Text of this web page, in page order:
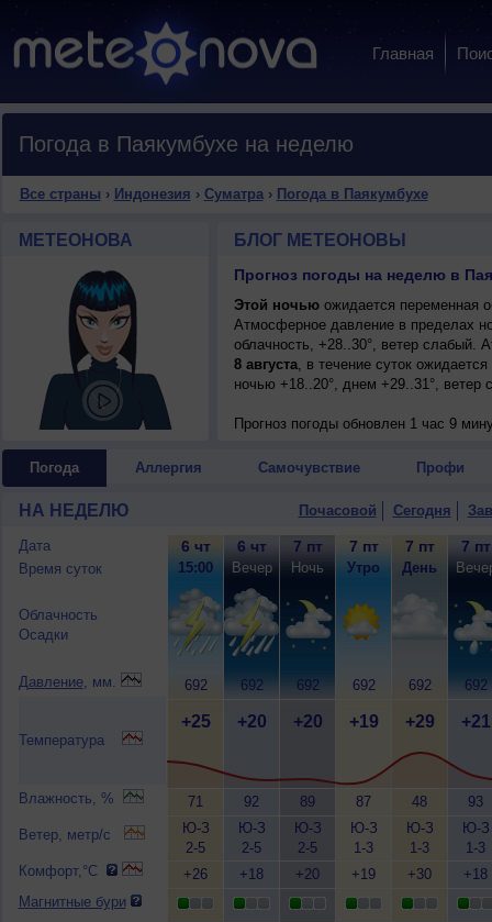
Главная
Погода в Паякумбухе на неделю
Все страны › Индонезия › Суматра› Погода в Паякумбухе
МЕТЕОНОВА БЛОГ МЕТЕОНОВЫ
Прогноз погоды на неделю в
Этой ночьюожидается переменная
Атмосферное давление в пределах
облачность, +28..30°, ветер
8 августа, в течение суток
ночью +18..20°, днем +29..31°, ветер
Прогноз погоды обновлен 1 час 9
Погода Аллергия Самочувствие Профи
НА НЕДЕЛЮ Почасовой Сегодня
Дата
Время суток
Облачность
Осадки
Давление, мм.
Температура
Влажность, %
Ветер, метр/с
Комфорт,°C
Магнитные бури
6 чт
15:00
692
+25
71
Ю-З
2-5
+26
6 чт
Вечер
692
+20
92
Ю-З
2-5
+18
7 пт
Ночь
692
+20
89
Ю-З
2-5
+20
7 пт
Утро
692
+19
87
Ю-З
1-3
+19
7 пт
День
692
+29
48
Ю-З
1-3
+30
7 пт
692
+21
93
Ю-З
1-3
+18